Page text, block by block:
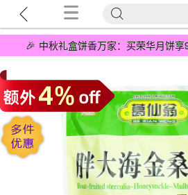
🎉 中秋礼盒饼香万家：买荣华月饼